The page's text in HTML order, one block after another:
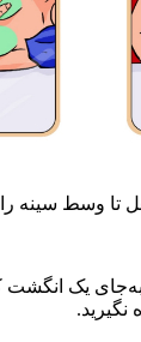
سینه را لمس
انگشت کمک